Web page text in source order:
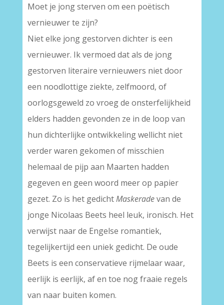
Moet je jong sterven om een poëtisch
vernieuwer te zijn?
Niet elke jong gestorven dichter is een
vernieuwer. Ik vermoed dat als de jong
gestorven literaire vernieuwers niet door
een noodlottige ziekte, zelfmoord, of
oorlogsgeweld zo vroeg de onsterfelijkheid
elders hadden gevonden ze in de loop van
hun dichterlijke ontwikkeling wellicht niet
verder waren gekomen of misschien
helemaal de pijp aan Maarten hadden
gegeven en geen woord meer op papier
gezet. Zo is het gedichtMaskeradevan de
jonge Nicolaas Beets heel leuk, ironisch. Het
verwijst naar de Engelse romantiek,
tegelijkertijd een uniek gedicht. De oude
Beets is een conservatieve rijmelaar waar,
eerlijk is eerlijk, af en toe nog fraaie regels
van naar buiten komen.